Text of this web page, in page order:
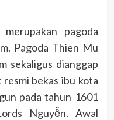
pagoda
Pagoda Thien Mu
sekaligus dianggap
resmi bekas ibu kota
pada tahun 1601
Nguyễn. Awal